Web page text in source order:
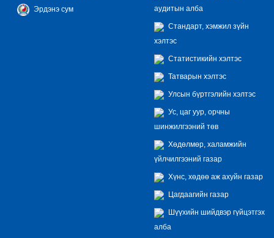
Эрдэнэ сум
аудитын алба
Стандарт, хэмжил зүйн
хэлтэс
Статистикийн хэлтэс
Татварын хэлтэс
Улсын бүртгэлийн хэлтэс
Ус, цаг уур, орчны
шинжилгээний төв
Хөдөлмөр, халамжийн
үйлчилгээний газар
Хүнс, хөдөө аж ахуйн газар
Цагдаагийн газар
Шүүхийн шийдвэр гүйцэтгэх
алба